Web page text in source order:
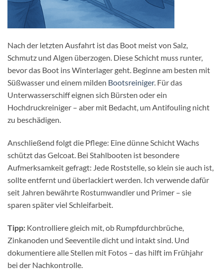
Nach der letzten Ausfahrt ist das Boot meist von Salz,
Schmutz und Algen überzogen. Diese Schicht muss runter,
bevor das Boot ins Winterlager geht. Beginne am besten mit
Süßwasser und einem milden Bootsreiniger. Für das
Unterwasserschiff eignen sich Bürsten oder ein
Hochdruckreiniger – aber mit Bedacht, um Antifouling nicht
zu beschädigen.
Anschließend folgt die Pflege: Eine dünne Schicht Wachs
schützt das Gelcoat. Bei Stahlbooten ist besondere
Aufmerksamkeit gefragt: Jede Roststelle, so klein sie auch ist,
sollte entfernt und überlackiert werden. Ich verwende dafür
seit Jahren bewährte Rostumwandler und Primer – sie
sparen später viel Schleifarbeit.
Tipp: Kontrolliere gleich mit, ob Rumpfdurchbrüche,
Zinkanoden und Seeventile dicht und intakt sind. Und
dokumentiere alle Stellen mit Fotos – das hilft im Frühjahr
bei der Nachkontrolle.